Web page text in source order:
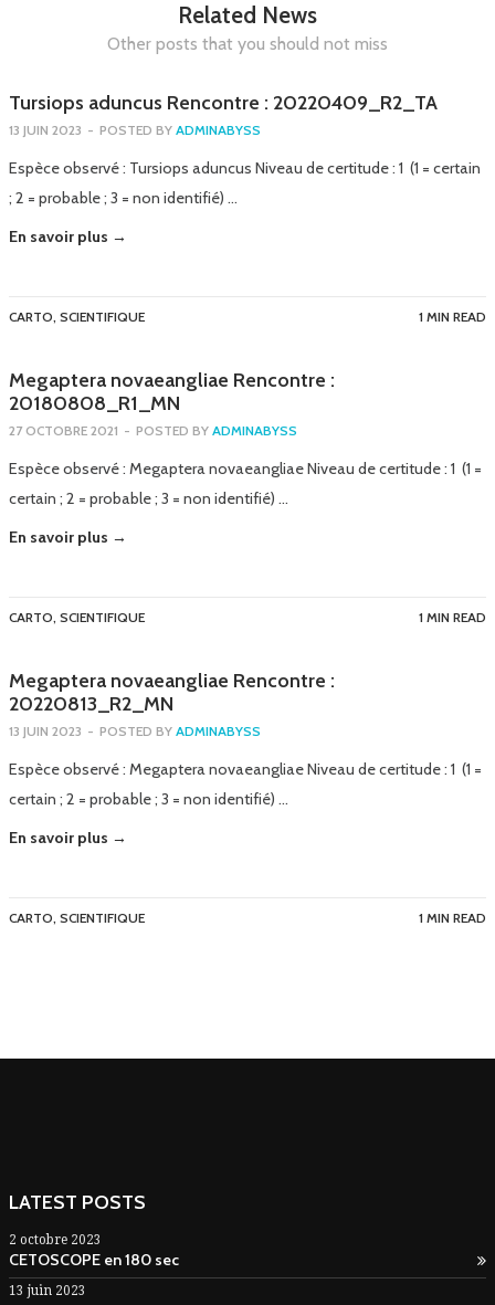
Related News
Other posts that you should not miss
Tursiops aduncus Rencontre : 20220409_R2_TA
13 JUIN 2023 - POSTED BY ADMINABYSS
Espèce observé : Tursiops aduncus Niveau de certitude : 1 (1 = certain
; 2 = probable ; 3 = non identifié) …
En savoir plus →
CARTO, SCIENTIFIQUE 1 MIN READ
Megaptera novaeangliae Rencontre :
20180808_R1_MN
27 OCTOBRE 2021 - POSTED BY ADMINABYSS
Espèce observé : Megaptera novaeangliae Niveau de certitude : 1 (1 =
certain ; 2 = probable ; 3 = non identifié) …
En savoir plus →
CARTO, SCIENTIFIQUE 1 MIN READ
Megaptera novaeangliae Rencontre :
20220813_R2_MN
13 JUIN 2023 - POSTED BY ADMINABYSS
Espèce observé : Megaptera novaeangliae Niveau de certitude : 1 (1 =
certain ; 2 = probable ; 3 = non identifié) …
En savoir plus →
CARTO, SCIENTIFIQUE 1 MIN READ
LATEST POSTS
2 octobre 2023
CETOSCOPE en 180 sec
13 juin 2023